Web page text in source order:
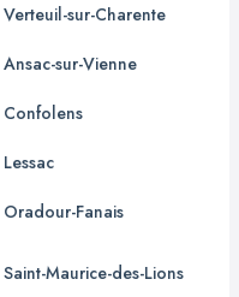
Verteuil-sur-Charente
Ansac-sur-Vienne
Confolens
Lessac
Oradour-Fanais
Saint-Maurice-des-Lions